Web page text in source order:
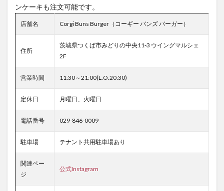
ンケーキも注文可能です。
店舗名 Corgi Buns Burger（コーギー バンズ バーガー）
住所
茨城県つくば市みどりの中央11-3 ウイングマルシェ
2F
営業時間 11:30～21:00(L.O.20:30)
定休日 月曜日、火曜日
電話番号 029-846-0009
駐車場 テナント共用駐車場あり
関連ペー
ジ
公式Instagram